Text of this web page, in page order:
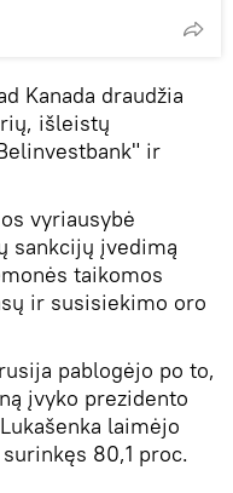
Kanada draudžia
išleistų
ir
vyriausybė
sankcijų įvedimą
taikomos
ir susisiekimo oro
pablogėjo po to,
įvyko prezidento
laimėjo
80,1 proc.